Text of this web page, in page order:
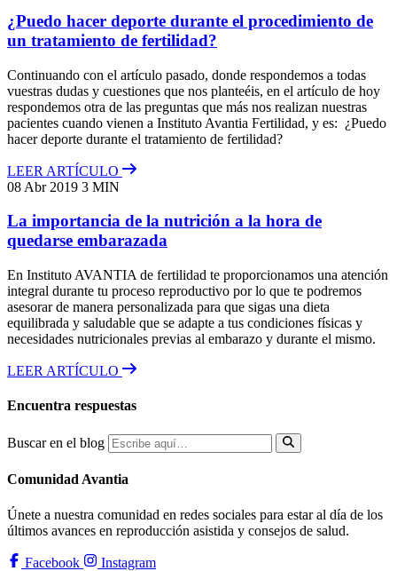
¿Puedo hacer deporte durante el procedimiento de
un tratamiento de fertilidad?
Continuando con el artículo pasado, donde respondemos a todas
vuestras dudas y cuestiones que nos planteéis, en el artículo de hoy
respondemos otra de las preguntas que más nos realizan nuestras
pacientes cuando vienen a Instituto Avantia Fertilidad, y es: ¿Puedo
hacer deporte durante el tratamiento de fertilidad?
LEER ARTÍCULO
08 Abr 2019 3 MIN
La importancia de la nutrición a la hora de
quedarse embarazada
En Instituto AVANTIA de fertilidad te proporcionamos una atención
integral durante tu proceso reproductivo por lo que te podremos
asesorar de manera personalizada para que sigas una dieta
equilibrada y saludable que se adapte a tus condiciones físicas y
necesidades nutricionales previas al embarazo y durante el mismo.
LEER ARTÍCULO
Encuentra respuestas
Buscar en el blog
Comunidad Avantia
Únete a nuestra comunidad en redes sociales para estar al día de los
últimos avances en reproducción asistida y consejos de salud.
Facebook Instagram